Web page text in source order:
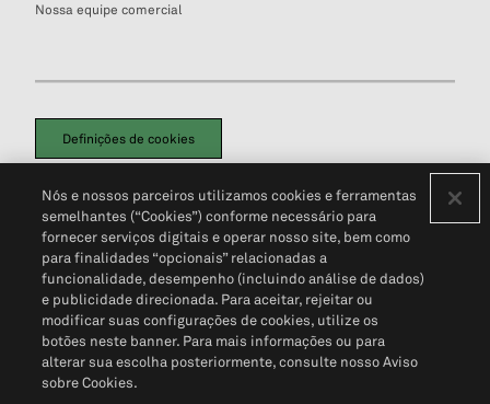
Nossa equipe comercial
Definições de cookies
Política de PrivacidadePortal de privacidade do cliente (em inglês)
Não Venda Minhas Informações Pessoais© 2026 S&P Global
Nós e nossos parceiros utilizamos cookies e ferramentas
semelhantes (“Cookies”) conforme necessário para
fornecer serviços digitais e operar nosso site, bem como
para finalidades “opcionais” relacionadas a
funcionalidade, desempenho (incluindo análise de dados)
e publicidade direcionada. Para aceitar, rejeitar ou
modificar suas configurações de cookies, utilize os
botões neste banner. Para mais informações ou para
alterar sua escolha posteriormente, consulte nosso Aviso
sobre Cookies.